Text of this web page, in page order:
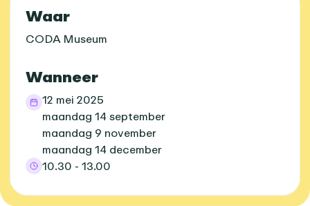
Praktische informatie
Waar
CODA Museum
Wanneer
12 mei 2025
maandag 14 september
maandag 9 november
maandag 14 december
10.30 - 13.00